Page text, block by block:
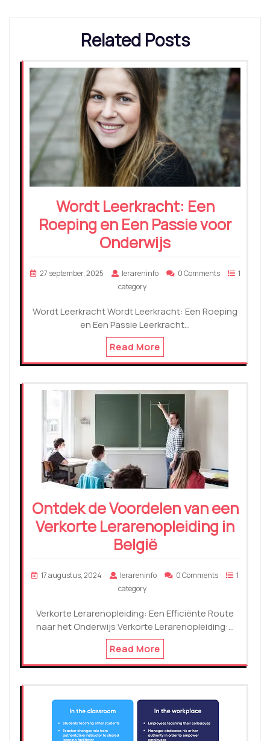
Related Posts
Wordt Leerkracht: Een
Roeping en Een Passie voor
Onderwijs
27 september, 2025 lerareninfo 0 Comments
1
category
Wordt Leerkracht Wordt Leerkracht: Een Roeping
en Een Passie Leerkracht…
Read More
Ontdek de Voordelen van een
Verkorte Lerarenopleiding in
België
17 augustus, 2024 lerareninfo 0 Comments
1
category
Verkorte Lerarenopleiding: Een Efficiënte Route
naar het Onderwijs Verkorte Lerarenopleiding:…
Read More